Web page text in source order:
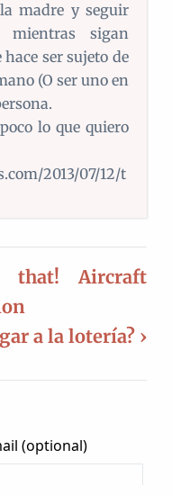
madre y seguir
mientras sigan
ser sujeto de
(O ser uno en
lo que quiero
2013/07/12/t
that! Aircraft
a la lotería? ›